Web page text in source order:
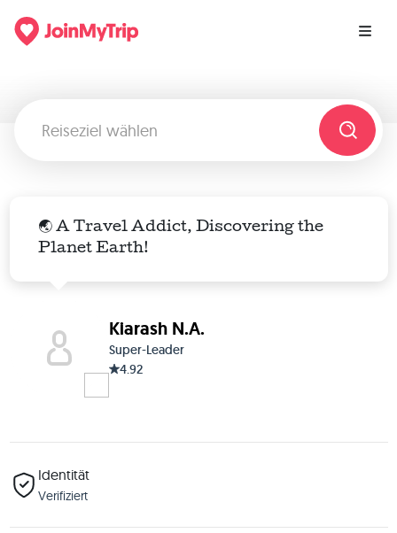
🌏 A Travel Addict, Discovering the
Planet Earth!
Kiarash N.A.
Super-Leader
4.92
Identität
Verifiziert